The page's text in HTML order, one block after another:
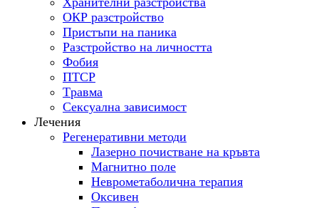
ОКР разстройство
Пристъпи на паника
Разстройство на личността
Фобия
ПТСР
Tравма
Сексуална зависимост
Лечения
Регенеративни методи
Лазерно почистване на кръвта
Магнитно поле
Неврометаболична терапия
Оксивен